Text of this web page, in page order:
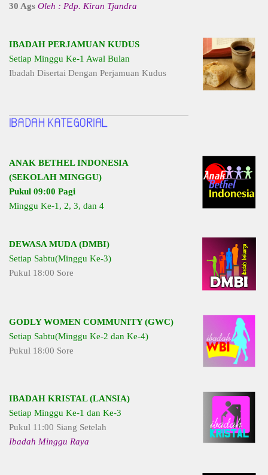
30 Ags Oleh : Pdp. Kiran Tjandra
IBADAH PERJAMUAN KUDUS
Setiap Minggu Ke-1 Awal Bulan
Ibadah Disertai Dengan Perjamuan Kudus
ANAK BETHEL INDONESIA
(SEKOLAH MINGGU)
Pukul 09:00 Pagi
Minggu Ke-1, 2, 3, dan 4
DEWASA MUDA (DMBI)
Setiap Sabtu(Minggu Ke-3)
Pukul 18:00 Sore
GODLY WOMEN COMMUNITY (GWC)
Setiap Sabtu(Minggu Ke-2 dan Ke-4)
Pukul 18:00 Sore
IBADAH KRISTAL (LANSIA)
Setiap Minggu Ke-1 dan Ke-3
Pukul 11:00 Siang Setelah
Ibadah Minggu Raya